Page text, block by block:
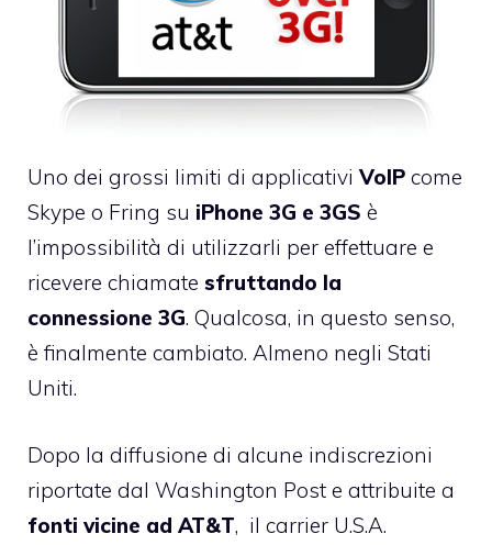
Uno dei grossi limiti di applicativiVoIP come
Skype o Fring su iPhone 3G e 3GS è
l’impossibilità di utilizzarli per effettuare e
ricevere chiamate sfruttando la
connessione 3G. Qualcosa, in questo senso,
è finalmente cambiato. Almeno negli Stati
Uniti.
Dopo la diffusione di alcune indiscrezioni
riportate dal Washington Post e attribuite a
fonti vicine ad AT&T, il carrier U.S.A.